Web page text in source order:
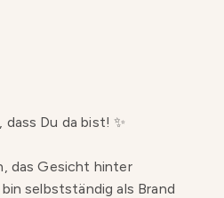
Du da bist! ✨
das Gesicht hinter
selbstständig als Brand